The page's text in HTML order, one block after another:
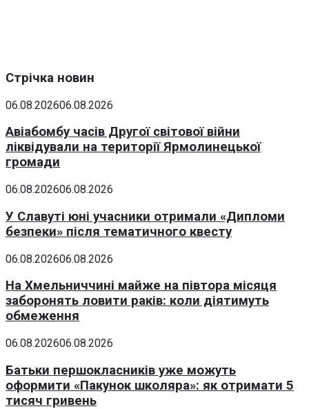
Стрічка новин
06.08.202606.08.2026
Авіабомбу часів Другої світової війни
ліквідували на території Ярмолинецької
громади
06.08.202606.08.2026
У Славуті юні учасники отримали «Дипломи
безпеки» після тематичного квесту
06.08.202606.08.2026
На Хмельниччині майже на півтора місяця
заборонять ловити раків: коли діятимуть
обмеження
06.08.202606.08.2026
Батьки першокласників уже можуть
оформити «Пакунок школяра»: як отримати 5
тисяч гривень